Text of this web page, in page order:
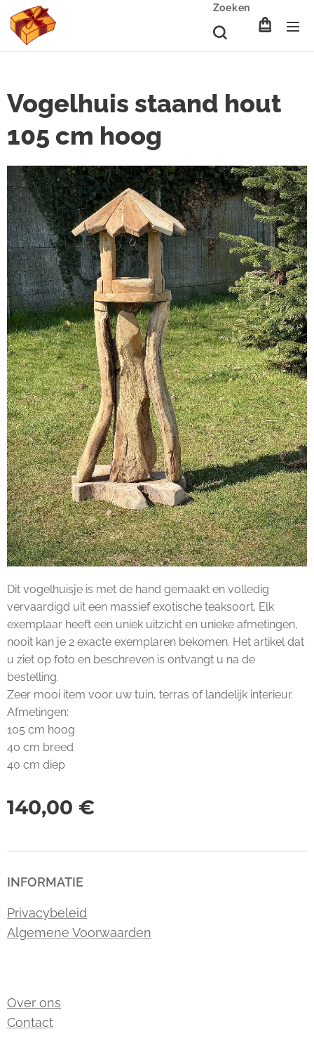
Zoeken
Vogelhuis staand hout
105 cm hoog
Dit vogelhuisje is met de hand gemaakt en volledig
vervaardigd uit een massief exotische teaksoort. Elk
exemplaar heeft een uniek uitzicht en unieke afmetingen,
nooit kan je 2 exacte exemplaren bekomen. Het artikel dat
u ziet op foto en beschreven is ontvangt u na de
bestelling.
Zeer mooi item voor uw tuin, terras of landelijk interieur.
Afmetingen:
105 cm hoog
40 cm breed
40 cm diep
140,00 €
INFORMATIE
Privacybeleid
Algemene Voorwaarden
Over ons
Contact